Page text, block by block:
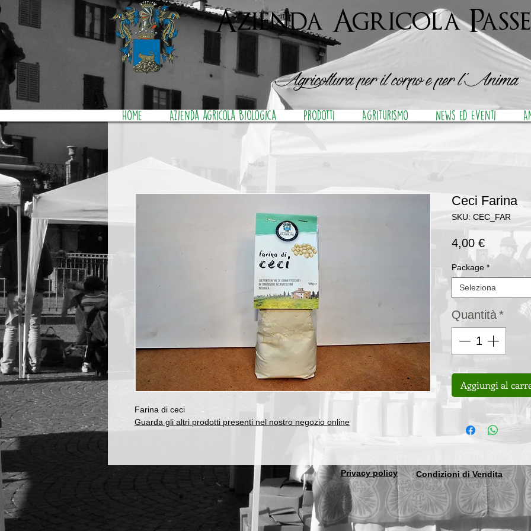
Azienda Agricola
Agricoltura per il corpo e per l''Anima
Home Azienda agricola Biologica Prodotti Agriturismo News ed Eventi
Farina di ceci
Guarda gli altri prodotti presenti nel nostro negozio online
Ceci Farina
SKU: CEC_FAR
4,00 €Prezzo
Package *
Seleziona
Quantità*
Aggiungi al
Privacy policy Condizioni di Vendita